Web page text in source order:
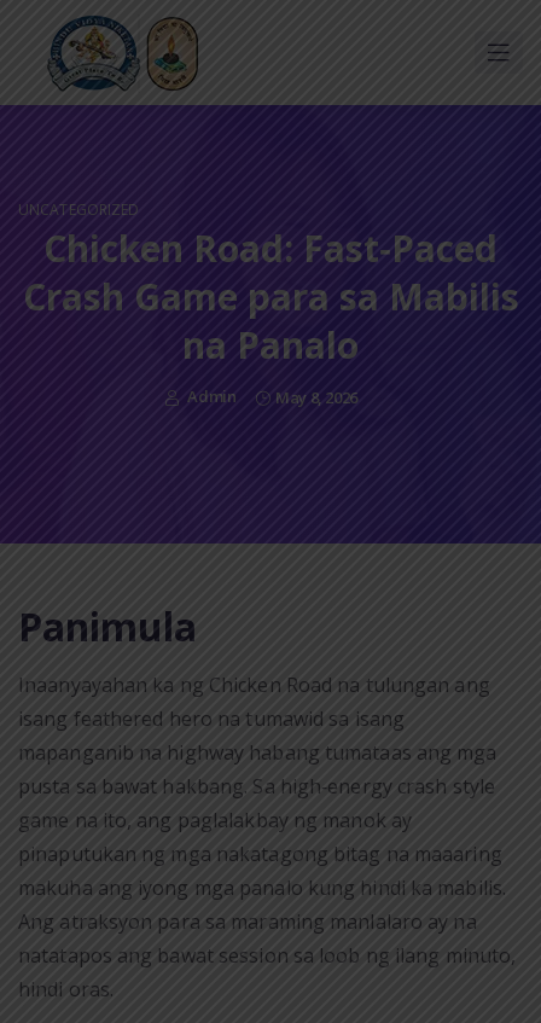
UNCATEGORIZED
Chicken Road: Fast‑Paced
Crash Game para sa Mabilis
na Panalo
Admin May 8, 2026
Panimula
Inaanyayahan ka ng Chicken Road na tulungan ang
isang feathered hero na tumawid sa isang
mapanganib na highway habang tumataas ang mga
pusta sa bawat hakbang. Sa high‑energy crash style
game na ito, ang paglalakbay ng manok ay
pinaputukan ng mga nakatagong bitag na maaaring
makuha ang iyong mga panalo kung hindi ka mabilis.
Ang atraksyon para sa maraming manlalaro ay na
natatapos ang bawat session sa loob ng ilang minuto,
hindi oras.